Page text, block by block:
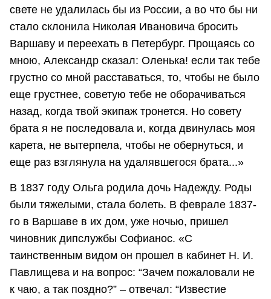
свете не удалилась бы из России, а во что бы ни
стало склонила Николая Ивановича бросить
Варшаву и переехать в Петербург. Прощаясь со
мною, Александр сказал: Оленька! если так тебе
грустно со мной расставаться, то, чтобы не было
еще грустнее, советую тебе не оборачиваться
назад, когда твой экипаж тронется. Но совету
брата я не последовала и, когда двинулась моя
карета, не вытерпела, чтобы не обернуться, и
еще раз взглянула на удалявшегося брата...»
В 1837 году Ольга родила дочь Надежду. Роды
были тяжелыми, стала болеть. В феврале 1837-
го в Варшаве в их дом, уже ночью, пришел
чиновник дипслужбы Софианос. «С
таинственным видом он прошел в кабинет Н. И.
Павлищева и на вопрос: “Зачем пожаловали не
к чаю, а так поздно?” – отвечал: “Известие